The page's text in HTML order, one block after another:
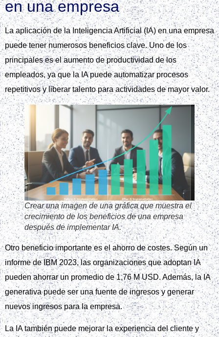
en una empresa
La aplicación de la Inteligencia Artificial (IA) en una empresa
puede tener numerosos beneficios clave. Uno de los
principales es el aumento de productividad de los
empleados, ya que la IA puede automatizar procesos
repetitivos y liberar talento para actividades de mayor valor.
Crear una imagen de una gráfica que muestra el
crecimiento de los beneficios de una empresa
después de implementar IA.
Otro beneficio importante es el ahorro de costes. Según un
informe de IBM 2023, las organizaciones que adoptan IA
pueden ahorrar un promedio de 1,76 M USD. Además, la IA
generativa puede ser una fuente de ingresos y generar
nuevos ingresos para la empresa.
La IA también puede mejorar la experiencia del cliente y